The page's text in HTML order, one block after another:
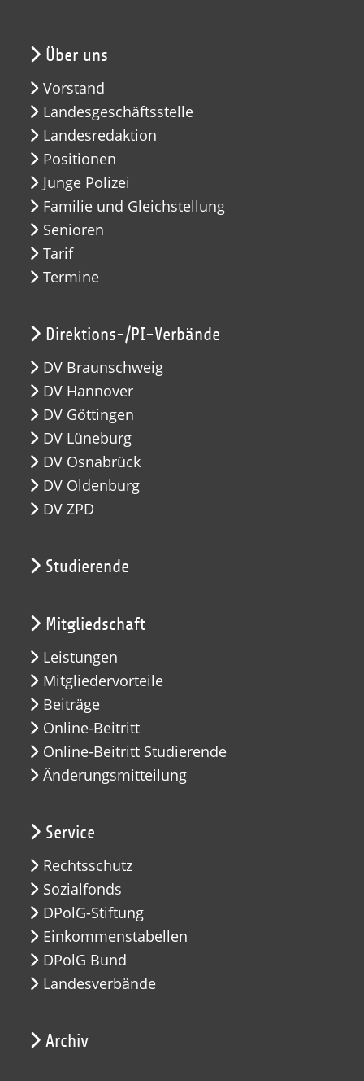
Über uns
Vorstand
Landesgeschäftsstelle
Landesredaktion
Positionen
Junge Polizei
Familie und Gleichstellung
Senioren
Tarif
Termine
Direktions-/PI-Verbände
DV Braunschweig
DV Hannover
DV Göttingen
DV Lüneburg
DV Osnabrück
DV Oldenburg
DV ZPD
Studierende
Mitgliedschaft
Leistungen
Mitgliedervorteile
Beiträge
Online-Beitritt
Online-Beitritt Studierende
Änderungsmitteilung
Service
Rechtsschutz
Sozialfonds
DPolG-Stiftung
Einkommenstabellen
DPolG Bund
Landesverbände
Archiv